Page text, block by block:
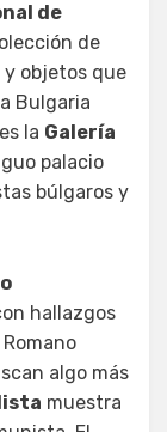
de
de
y objetos que
Bulgaria
la Galería
palacio
búlgaros y
hallazgos
algo más
muestra